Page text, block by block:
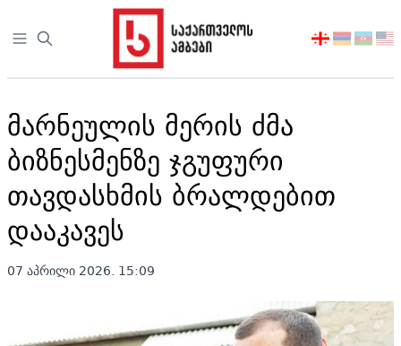
Open sidebar
აირჩიეთ
მარნეულის მერის ძმა
ბიზნესმენზე ჯგუფური
თავდასხმის ბრალდებით
დააკავეს
07 აპრილი 2026. 15:09